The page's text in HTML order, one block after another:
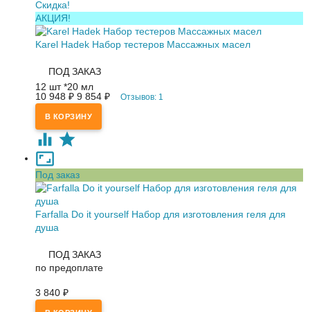
Скидка!
АКЦИЯ!
Karel Hadek Набор тестеров Массажных масел
ПОД ЗАКАЗ
12 шт *20 мл
10 948 ₽ 9 854 ₽ Отзывов: 1
Под заказ
Farfalla Do it yourself Набор для изготовления геля для
душа
ПОД ЗАКАЗ
по предоплате
3 840 ₽